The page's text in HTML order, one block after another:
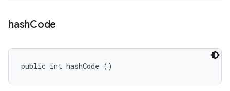
hashCode
public int hashCode ()